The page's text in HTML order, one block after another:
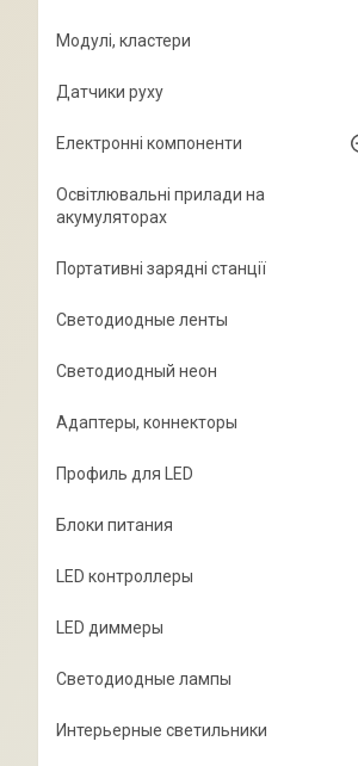
Модулі, кластери
Датчики руху
Електронні компоненти
Освітлювальні прилади на
акумуляторах
Портативні зарядні станції
Светодиодные ленты
Светодиодный неон
Адаптеры, коннекторы
Профиль для LED
Блоки питания
LED контроллеры
LED диммеры
Светодиодные лампы
Интерьерные светильники